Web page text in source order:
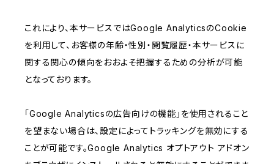
これにより、本サービスではGoogle AnalyticsのCookie
を利用して、お客様の年齢・性別・閲覧履歴・本サービスに
関する関心の傾向をおおよそ把握するための分析が可能
となっております。
「Google Analyticsの広告向けの機能」を使用されること
を望まない場合は、設定によってトラッキングを無効にする
ことが可能です。Google Analytics オプトアウト アドオン